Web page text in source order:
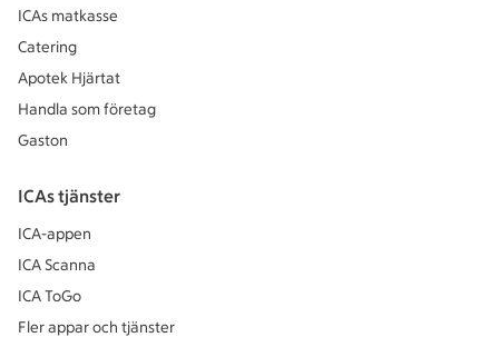
ICAs matkasse
Catering
Apotek Hjärtat
Handla som företag
Gaston
ICAs tjänster
ICA-appen
ICA Scanna
ICA ToGo
Fler appar och tjänster